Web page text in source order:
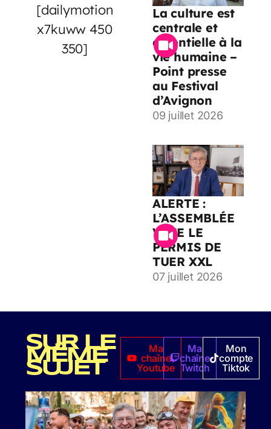
[dailymotion
x7kuww 450
350]
La culture est
centrale et
essentielle à la
vie humaine –
Point presse
au Festival
d’Avignon
09 juillet 2026
ALERTE :
L’ASSEMBLÉE
VOTE LE
PERMIS DE
TUER XXL
07 juillet 2026
SUR LE
MÊME
SUJET
Ma
chaîne
Youtube
Ma
chaîne
Twitch
Mon
compte
Tiktok